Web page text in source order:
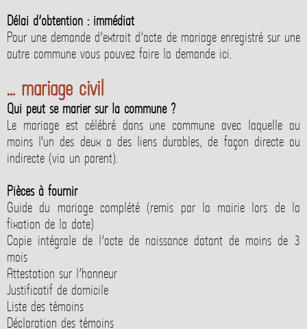
Délai d’obtention : immédiat
Pour une demande d’extrait d’acte de mariage enregistré sur une
autre commune vous pouvez faire la demande ici.
... mariage civil
Qui peut se marier sur la commune ?
Le mariage est célébré dans une commune avec laquelle au
moins l'un des deux a des liens durables, de façon directe ou
indirecte (via un parent).
Pièces à fournir
Guide du mariage complété (remis par la mairie lors de la
fixation de la date)
Copie intégrale de l’acte de naissance datant de moins de 3
mois
Attestation sur l’honneur
Justificatif de domicile
Liste des témoins
Déclaration des témoins